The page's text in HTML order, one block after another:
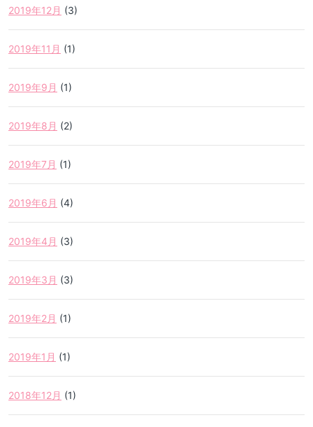
2019年12月 (3)
2019年11月 (1)
2019年9月 (1)
2019年8月 (2)
2019年7月 (1)
2019年6月 (4)
2019年4月 (3)
2019年3月 (3)
2019年2月 (1)
2019年1月 (1)
2018年12月 (1)